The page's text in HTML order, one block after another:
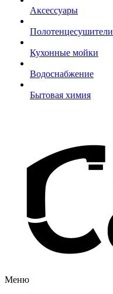
Аксессуары
Полотенцесушители
Кухонные мойки
Водоснабжение
Бытовая химия
Меню